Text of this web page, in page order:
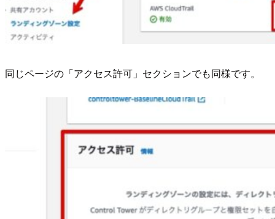
同じページの「アクセス許可」セクションでも同様です。